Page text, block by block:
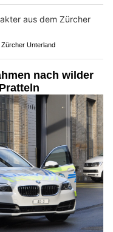
Unterland
nach wilder